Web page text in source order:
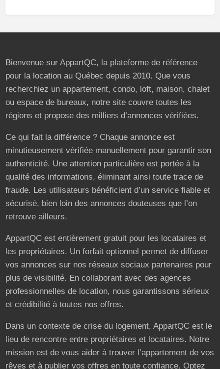
Bienvenue sur AppartQC, la plateforme de référence
pour la location au Québec depuis 2010. Que vous
recherchiez un appartement, condo, loft, maison, chalet
ou espace de bureaux, notre site couvre toutes les
régions et propose des milliers d’annonces vérifiées.
Ce qui fait la différence ? Chaque annonce est
minutieusement vérifiée manuellement pour garantir son
authenticité. Une attention particulière est portée à la
qualité des informations, éliminant ainsi toute trace de
fraude. Les utilisateurs bénéficient d’un service fiable et
sécurisé, bien loin des annonces douteuses que l’on
retrouve ailleurs.
AppartQC est entièrement gratuit pour les locataires et
les propriétaires. Un forfait optionnel permet de diffuser
vos annonces sur nos réseaux sociaux partenaires pour
plus de visibilité. En collaborant avec des agences
professionnelles de location, nous garantissons sérieux
et crédibilité à toutes nos offres.
Dans un contexte de crise du logement, AppartQC est le
lieu de rencontre entre propriétaires et locataires. Notre
mission est de vous aider à trouver l’appartement de vos
rêves et à publier vos offres en toute confiance. Optez